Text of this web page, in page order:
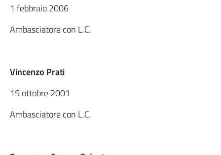
1 febbraio 2006
Ambasciatore con L.C.
Vincenzo Prati
15 ottobre 2001
Ambasciatore con L.C.